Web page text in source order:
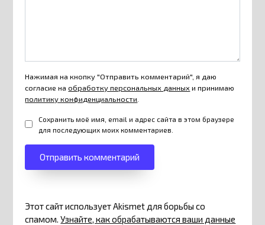
Нажимая на кнопку "Отправить комментарий", я даю
согласие наобработку персональных данных и принимаю
политику конфиденциальности
Сохранить моё имя, email и адрес сайта в этом браузере
для последующих моих комментариев.
Этот сайт использует Akismet для борьбы со
спамом.Узнайте, как обрабатываются ваши данные